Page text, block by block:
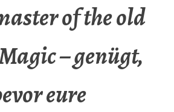
of the old
– genügt,
eure